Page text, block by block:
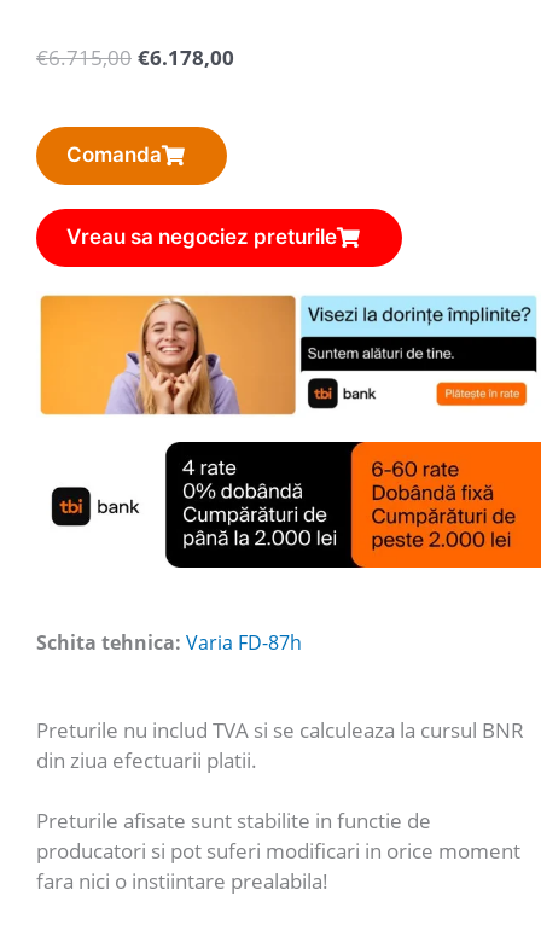
€6.715,00 Pretul
fost:
€6.715,00.
€6.178,00
Comanda
Vreau sa negociez preturile
Schita tehnica: Varia FD-87h
Preturile nu includ TVA si se calculeaza la cursul BNR
din ziua efectuarii platii.
Preturile afisate sunt stabilite in functie de
producatori si pot suferi modificari in orice moment
fara nici o instiintare prealabila!